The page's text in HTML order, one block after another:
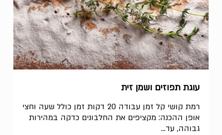
עוגת תפוזים ושמן זית
רמת קושי קל זמן עבודה 20 דקות זמן כולל שעה וחצי
אופן ההכנה: מקציפים את החלבונים כדקה במהירות
גבוהה, עד...